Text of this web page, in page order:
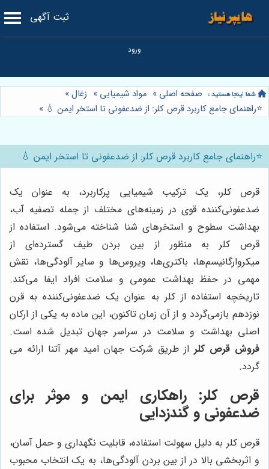
ثبت آگهی
صفحه اصلی » مواد شیمیایی » زغال»
⭐️راهنمای جامع کاربرد قرص کلر: از ضدعفونی تا استخر ایمن 💧 »
⭐️راهنمای جامع کاربرد قرص کلر: از ضدعفونی تا استخر ایمن 💧
قرص کلر، یک ترکیب شیمیایی پرکاربرد، به عنوان یک
ضدعفونی‌کننده قوی در زمینه‌های مختلف از جمله تصفیه آب،
بهداشت سطوح و استخرهای شنا شناخته می‌شود. استفاده از
قرص کلر به منظور از بین بردن طیف گسترده‌ای از
میکروارگانیسم‌ها، باکتری‌ها، ویروس‌ها و سایر آلودگی‌ها، نقش
مهمی در حفظ بهداشت عمومی و سلامت افراد ایفا می‌کند.
تاریخچه استفاده از کلر به عنوان یک ضدعفونی‌کننده به قرن
نوزدهم بازمی‌گردد و از آن زمان تاکنون، این ماده به یکی از ارکان
اصلی بهداشت و سلامت در سراسر جهان تبدیل شده است.
فروش قرص کلر از طریق شرکت جهان امید مهر آتنا ارائه می
گردد.
قرص کلر: راهکاری ایمن و موثر برای
ضدعفونی و گندزدایی
قرص کلر به دلیل سهولت استفاده، قابلیت نگهداری و حمل آسان،
و اثربخشی بالا در از بین بردن آلودگی‌ها، به یک انتخاب محبوب